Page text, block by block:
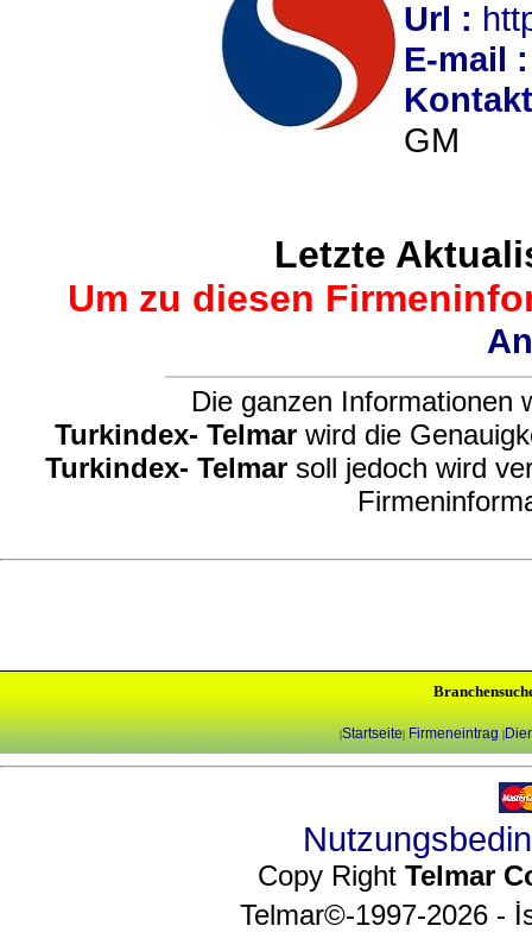
Url :
E-mail :
GM
Letzte
Um zu diesen
Die ganzen Informationen
Turkindex- Telmar wird die
Turkindex- Telmar soll jedoch wird
|Startseite| Firmeneintrag |
Copy Right Telmar
Telmar©-1997-2026 -